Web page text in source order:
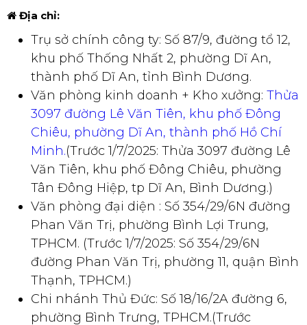
Địa chỉ:
Trụ sở chính công ty: Số 87/9, đường tổ 12,
khu phố Thống Nhất 2, phường Dĩ An,
thành phố Dĩ An, tỉnh Bình Dương.
Văn phòng kinh doanh + Kho xưởng: Thửa
3097 đường Lê Văn Tiên, khu phố Đông
Chiêu, phường Dĩ An, thành phố Hồ Chí
Minh.(Trước 1/7/2025: Thửa 3097 đường Lê
Văn Tiên, khu phố Đông Chiêu, phường
Tân Đông Hiệp, tp Dĩ An, Bình Dương.)
Văn phòng đại diện : Số 354/29/6N đường
Phan Văn Trị, phường Bình Lợi Trung,
TPHCM. (Trước 1/7/2025: Số 354/29/6N
đường Phan Văn Trị, phường 11, quận Bình
Thạnh, TPHCM.)
Chi nhánh Thủ Đức: Số 18/16/2A đường 6,
phường Bình Trưng, TPHCM.(Trước